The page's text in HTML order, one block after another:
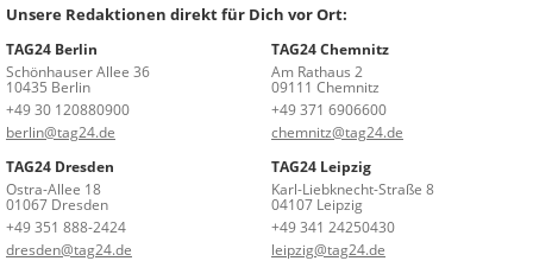
Unsere Redaktionen direkt für Dich vor Ort:
TAG24 Berlin
Schönhauser Allee 36
10435 Berlin
+49 30 120880900
berlin@tag24.de
TAG24 Chemnitz
Am Rathaus 2
09111 Chemnitz
+49 371 6906600
chemnitz@tag24.de
TAG24 Dresden
Ostra-Allee 18
01067 Dresden
+49 351 888-2424
dresden@tag24.de
TAG24 Leipzig
Karl-Liebknecht-Straße 8
04107 Leipzig
+49 341 24250430
leipzig@tag24.de